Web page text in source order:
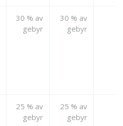
30 % av
gebyr
30 % av
gebyr
25 % av
gebyr
25 % av
gebyr